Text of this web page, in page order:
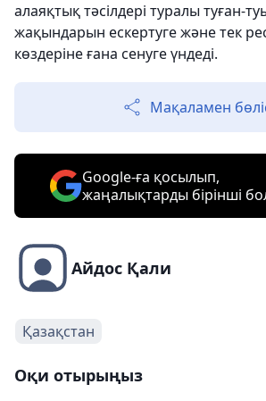
алаяқтық тәсілдері туралы туған-
жақындарын ескертуге және тек
көздеріне ғана сенуге үндеді.
Мақаламен
Google-ға қосылып,
жаңалықтарды бірінші
Айдос Қали
Қазақстан
Оқи отырыңыз